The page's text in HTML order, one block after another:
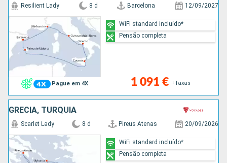
Pague em 4X
Resilient Lady 8 d Barcelona 12/09/2027
1 091 € +Taxas
WiFi standard incluído*
Pensão completa
GRÉCIA, TURQUIA
Scarlet Lady 8 d Pireus Atenas 20/09/2026
WiFi standard incluído*
Pensão completa